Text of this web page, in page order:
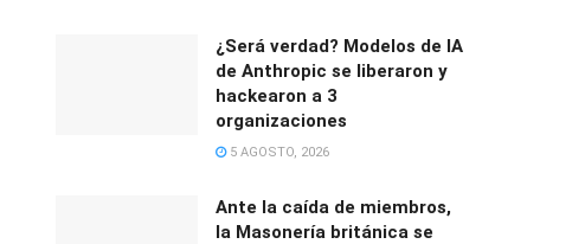
¿Será verdad? Modelos de IA
de Anthropic se liberaron y
hackearon a 3
organizaciones
5 AGOSTO, 2026
Ante la caída de miembros,
la Masonería británica se